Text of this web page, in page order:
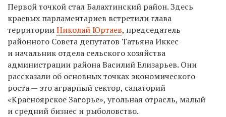
Первой точкой стал Балахтинский район. Здесь
краевых парламентариев встретили глава
территорииНиколай Юртаев, председатель
районного Совета депутатов Татьяна Иккес
и начальник отдела сельского хозяйства
администрации района Василий Елизарьев. Они
рассказали об основных точках экономического
роста — это аграрный сектор, санаторий
«Красноярское Загорье», угольная отрасль, малый
и средний бизнес и рыболовство.